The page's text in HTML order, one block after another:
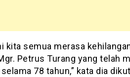
kita semua merasa
Petrus Turang yang telah
78 tahun,” kata dia